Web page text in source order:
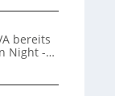
bereits
Night -…